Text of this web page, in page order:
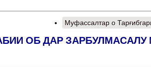
Муфассалтар о
ОБ ДАР